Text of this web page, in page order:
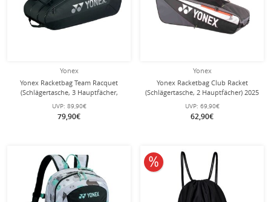
Yonex
Yonex Racketbag Team Racquet
(Schlägertasche, 3 Hauptfächer,
Schuhfach) 2025 schwarz 9er
UVP: 89,90€
79,90€
Yonex
Yonex Racketbag Club Racket
(Schlägertasche, 2 Hauptfächer) 2025
schwarz 6er
UVP: 69,90€
62,90€
10% reduziert